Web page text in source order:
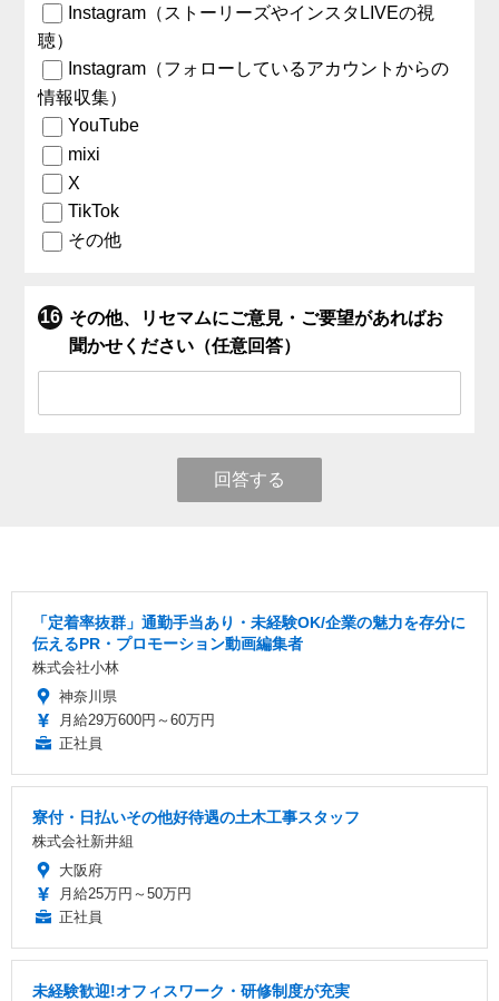
Instagram（ストーリーズやインスタLIVEの視
聴）
Instagram（フォローしているアカウントからの
情報収集）
YouTube
mixi
X
TikTok
その他
その他、リセマムにご意見・ご要望があればお
聞かせください（任意回答）
回答する
「定着率抜群」通勤手当あり・未経験OK/企業の魅力を存分に
伝えるPR・プロモーション動画編集者
株式会社小林
神奈川県
月給29万600円～60万円
正社員
寮付・日払いその他好待遇の土木工事スタッフ
株式会社新井組
大阪府
月給25万円～50万円
正社員
未経験歓迎!オフィスワーク・研修制度が充実